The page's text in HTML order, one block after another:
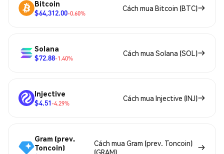
Bitcoin
$64,312.00-0.60%
Cách mua Bitcoin (BTC)
Solana
$72.88-1.40%
Cách mua Solana (SOL)
Injective
$4.51-4.29%
Cách mua Injective (INJ)
Gram (prev.
Toncoin)
Cách mua Gram (prev. Toncoin)
(GRAM)